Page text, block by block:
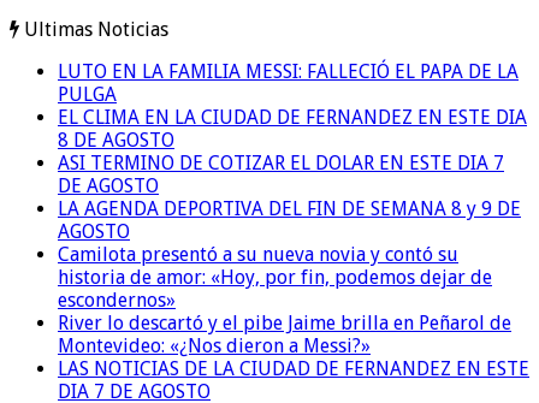
Ultimas Noticias
LUTO EN LA FAMILIA MESSI: FALLECIÓ EL PAPA DE LA
PULGA
EL CLIMA EN LA CIUDAD DE FERNANDEZ EN ESTE DIA
8 DE AGOSTO
ASI TERMINO DE COTIZAR EL DOLAR EN ESTE DIA 7
DE AGOSTO
LA AGENDA DEPORTIVA DEL FIN DE SEMANA 8 y 9 DE
AGOSTO
Camilota presentó a su nueva novia y contó su
historia de amor: «Hoy, por fin, podemos dejar de
escondernos»
River lo descartó y el pibe Jaime brilla en Peñarol de
Montevideo: «¿Nos dieron a Messi?»
LAS NOTICIAS DE LA CIUDAD DE FERNANDEZ EN ESTE
DIA 7 DE AGOSTO